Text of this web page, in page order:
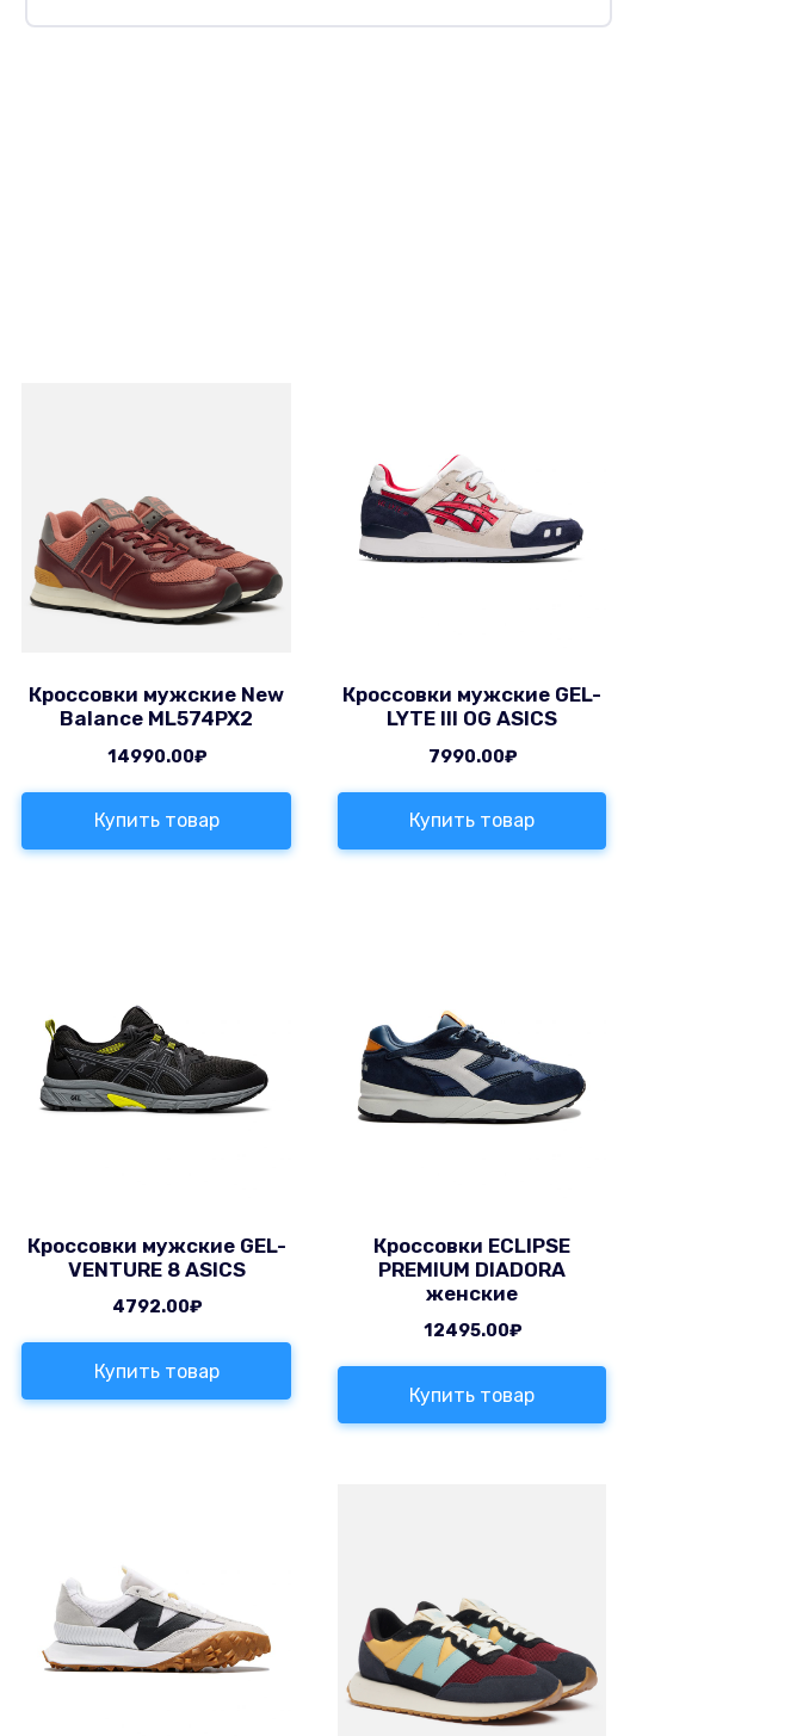
Кроссовки мужские New
Balance ML574PX2
14990.00₽
Купить товар
Кроссовки мужские GEL-
LYTE III OG ASICS
7990.00₽
Купить товар
Кроссовки мужские GEL-
VENTURE 8 ASICS
4792.00₽
Купить товар
Кроссовки ECLIPSE
PREMIUM DIADORA
женские
12495.00₽
Купить товар